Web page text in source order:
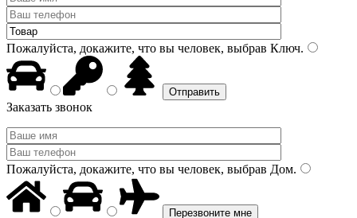
Пожалуйста, докажите, что вы человек, выбрав Ключ.
Заказать звонок
Пожалуйста, докажите, что вы человек, выбрав Дом.